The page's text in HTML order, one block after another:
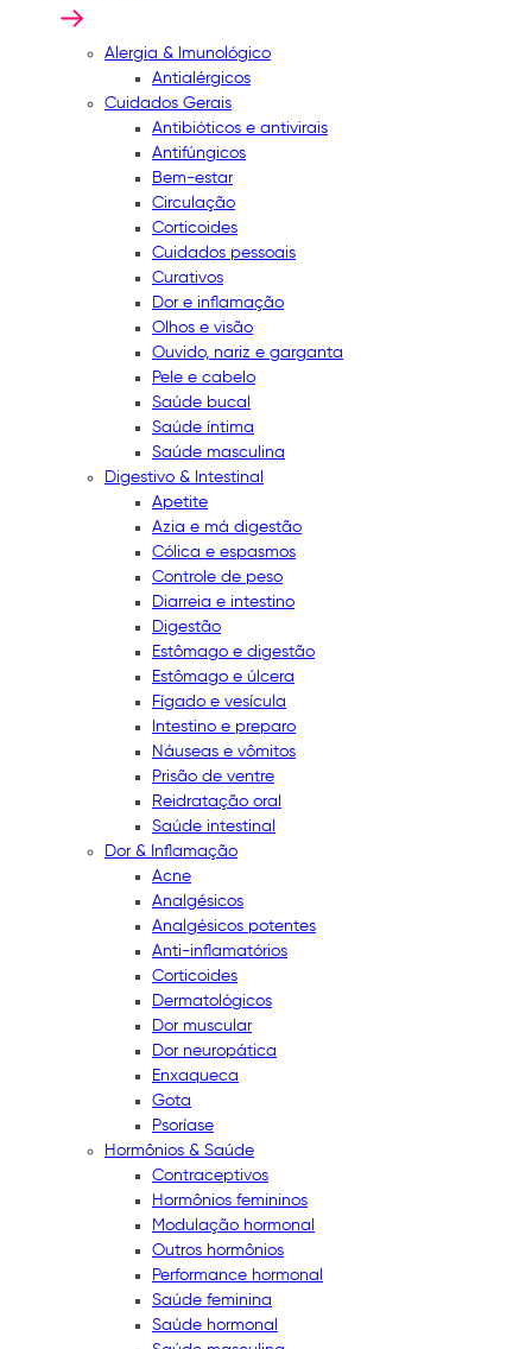
Alergia & Imunológico
Antialérgicos
Cuidados Gerais
Antibióticos e antivirais
Antifúngicos
Bem-estar
Circulação
Corticoides
Cuidados pessoais
Curativos
Dor e inflamação
Olhos e visão
Ouvido, nariz e garganta
Pele e cabelo
Saúde bucal
Saúde íntima
Saúde masculina
Digestivo & Intestinal
Apetite
Azia e má digestão
Cólica e espasmos
Controle de peso
Diarreia e intestino
Digestão
Estômago e digestão
Estômago e úlcera
Fígado e vesícula
Intestino e preparo
Náuseas e vômitos
Prisão de ventre
Reidratação oral
Saúde intestinal
Dor & Inflamação
Acne
Analgésicos
Analgésicos potentes
Anti-inflamatórios
Corticoides
Dermatológicos
Dor muscular
Dor neuropática
Enxaqueca
Gota
Psoríase
Hormônios & Saúde
Contraceptivos
Hormônios femininos
Modulação hormonal
Outros hormônios
Performance hormonal
Saúde feminina
Saúde hormonal